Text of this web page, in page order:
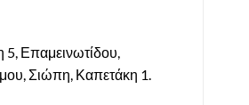
Επαμεινωτίδου,
Σιώπη, Καπετάκη 1.